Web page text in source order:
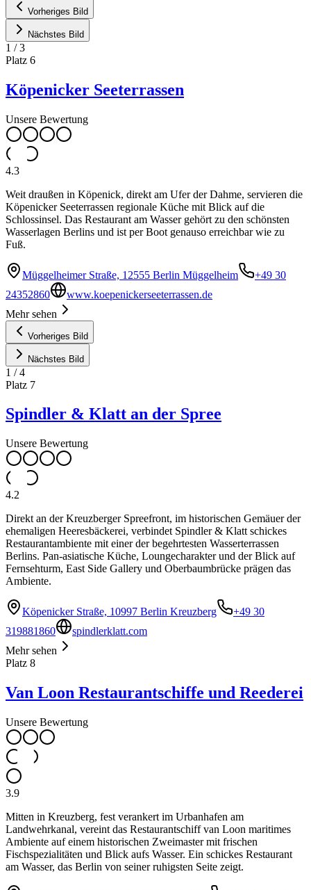
Vorheriges Bild
Nächstes Bild
1 /3
Platz 6
Köpenicker Seeterrassen
Unsere Bewertung
4.3
Weit draußen in Köpenick, direkt am Ufer der Dahme, servieren die
Köpenicker Seeterrassen regionale Küche mit Blick auf die
Schlossinsel. Das Restaurant am Wasser gehört zu den schönsten
Wasserlagen Berlins und ist per Boot genauso erreichbar wie zu
Fuß.
Müggelheimer Straße, 12555 Berlin Müggelheim
+49 30
24352860
www.koepenickerseeterrassen.de
Mehr sehen
Vorheriges Bild
Nächstes Bild
1 /4
Platz 7
Spindler & Klatt an der Spree
Unsere Bewertung
4.2
Direkt an der Kreuzberger Spreefront, im historischen Gemäuer der
ehemaligen Heeresbäckerei, verbindet Spindler & Klatt schickes
Restaurantambiente mit einer der begehrtesten Wasserterrassen
Berlins. Pan-asiatische Küche, Loungecharakter und der Blick auf
Fernsehturm, East Side Gallery und Oberbaumbrücke prägen das
Ambiente.
Köpenicker Straße, 10997 Berlin Kreuzberg
+49 30
319881860
spindlerklatt.com
Mehr sehen
Platz 8
Van Loon Restaurantschiffe und Reederei
Unsere Bewertung
3.9
Mitten in Kreuzberg, fest verankert im Urbanhafen am
Landwehrkanal, vereint das Restaurantschiff van Loon maritimes
Ambiente auf einem historischen Zweimaster mit frischen
Fischspezialitäten und Blick aufs Wasser. Ein schickes Restaurant
am Wasser, das Berlin von seiner ruhigsten Seite zeigt.